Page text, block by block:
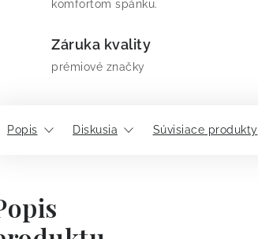
komfortom spánku.
Záruka kvality
prémiové značky
Popis Diskusia Súvisiace produkty